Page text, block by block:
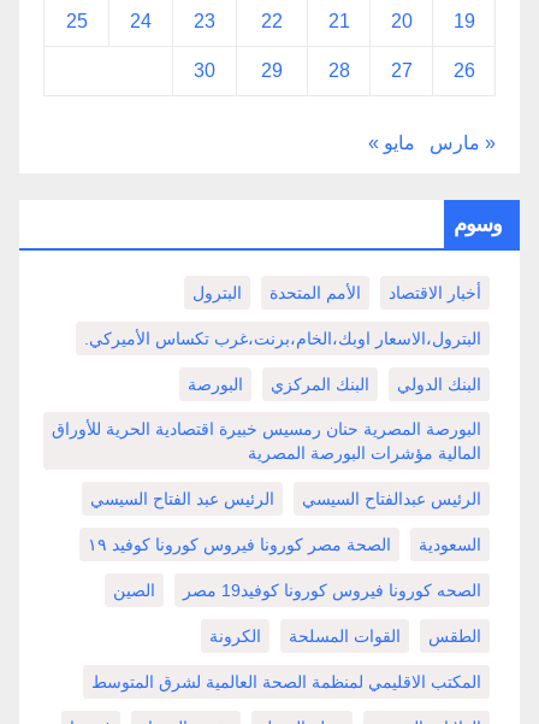
19
20
21
22
23
24
25
26
27
28
29
30
« مارس مايو »
وسوم
أخبار الاقتصاد الأمم المتحدة البترول
البترول،الاسعار اوبك،الخام،برنت،غرب تكساس الأميركي.
البنك الدولي البنك المركزي البورصة
البورصة المصرية حنان رمسيس خبيرة اقتصادية الحرية للأوراق
المالية مؤشرات البورصة المصرية
الرئيس عبدالفتاح السيسي الرئيس عبد الفتاح السيسي
السعودية الصحة مصر كورونا فيروس كورونا كوفيد ١٩
الصحه كورونا فيروس كورونا كوفيد19 مصر الصين
الطقس القوات المسلحة الكرونة
المكتب الاقليمي لمنظمة الصحة العالمية لشرق المتوسط